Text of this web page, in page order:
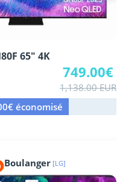
65" 4K
749.00€
1,138.00 EUR
économisé
Boulanger [LG]